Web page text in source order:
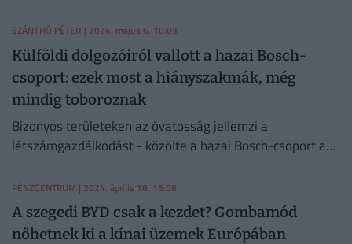
megtaláljuk.
SZÁNTHÓ PÉTER | 2024. május 6. 10:03
Külföldi dolgozóiról vallott a hazai Bosch-
csoport: ezek most a hiányszakmák, még
mindig toboroznak
Bizonyos területeken az óvatosság jellemzi a
létszámgazdálkodást - közölte a hazai Bosch-csoport a
dolgozókról is szó esett.
PÉNZCENTRUM | 2024. április 18. 15:08
A szegedi BYD csak a kezdet? Gombamód
nőhetnek ki a kínai üzemek Európában